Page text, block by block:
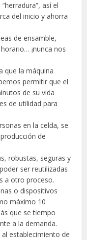
así el
del inicio y ahorra
de ensamble,
¡nunca nos
que la máquina
permitir que el
de su vida
de utilidad para
en la celda, se
de
robustas, seguras y
ser reutilizadas
a otro proceso.
o dispositivos
máximo 10
que se tiempo
a la demanda.
establecimiento de